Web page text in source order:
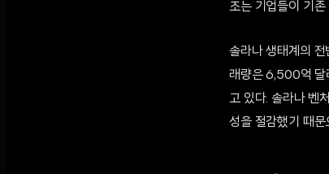
조는 기업들이 기
솔라나 생태계의
래량은 6,500억 달
고 있다. 솔라나 벤
성을 절감했기 때문